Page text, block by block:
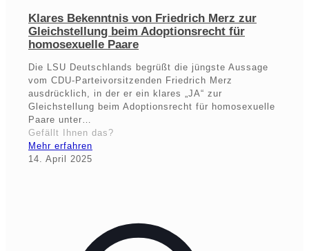
Klares Bekenntnis von Friedrich Merz zur
Gleichstellung beim Adoptionsrecht für
homosexuelle Paare
Die LSU Deutschlands begrüßt die jüngste Aussage
vom CDU-Parteivorsitzenden Friedrich Merz
ausdrücklich, in der er ein klares „JA“ zur
Gleichstellung beim Adoptionsrecht für homosexuelle
Paare unter…
Gefällt Ihnen das?
Mehr erfahren
14. April 2025